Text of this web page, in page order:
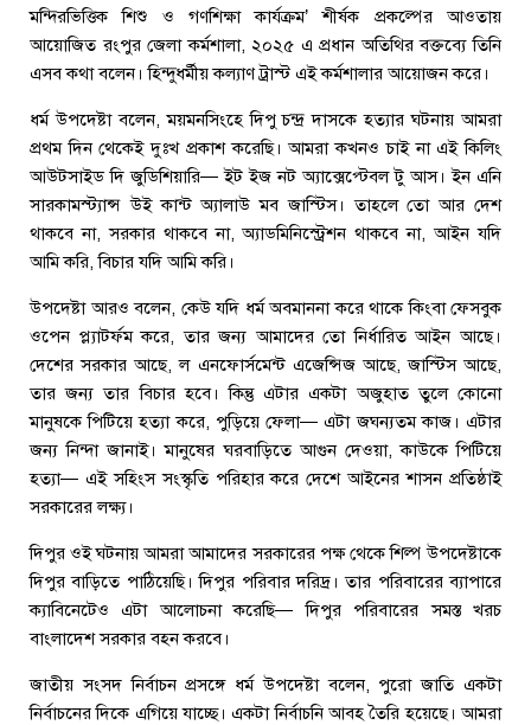
মন্দিরভিত্তিক শিশু ও গণশিক্ষা কার্যক্রম’ শীর্ষক প্রকল্পের আওতায়
আয়োজিত রংপুর জেলা কর্মশালা, ২০২৫ এ প্রধান অতিথির বক্তব্যে তিনি
এসব কথা বলেন। হিন্দুধর্মীয় কল্যাণ ট্রাস্ট এই কর্মশালার আয়োজন করে।
ধর্ম উপদেষ্টা বলেন, ময়মনসিংহে দিপু চন্দ্র দাসকে হত্যার ঘটনায় আমরা
প্রথম দিন থেকেই দুঃখ প্রকাশ করেছি। আমরা কখনও চাই না এই কিলিং
আউটসাইড দি জুডিশিয়ারি— ইট ইজ নট অ্যাক্সেপ্টেবল টু আস। ইন এনি
সারকামস্ট্যান্স উই কান্ট অ্যালাউ মব জাস্টিস। তাহলে তো আর দেশ
থাকবে না, সরকার থাকবে না, অ্যাডমিনিস্ট্রেশন থাকবে না, আইন যদি
আমি করি, বিচার যদি আমি করি।
উপদেষ্টা আরও বলেন, কেউ যদি ধর্ম অবমাননা করে থাকে কিংবা ফেসবুক
ওপেন প্ল্যাটর্ফম করে, তার জন্য আমাদের তো নির্ধারিত আইন আছে।
দেশের সরকার আছে, ল এনফোর্সমেন্ট এজেন্সিজ আছে, জাস্টিস আছে,
তার জন্য তার বিচার হবে। কিন্তু এটার একটা অজুহাত তুলে কোনো
মানুষকে পিটিয়ে হত্যা করে, পুড়িয়ে ফেলা— এটা জঘন্যতম কাজ। এটার
জন্য নিন্দা জানাই। মানুষের ঘরবাড়িতে আগুন দেওয়া, কাউকে পিটিয়ে
হত্যা— এই সহিংস সংস্কৃতি পরিহার করে দেশে আইনের শাসন প্রতিষ্ঠাই
সরকারের লক্ষ্য।
দিপুর ওই ঘটনায় আমরা আমাদের সরকারের পক্ষ থেকে শিল্প উপদেষ্টাকে
দিপুর বাড়িতে পাঠিয়েছি। দিপুর পরিবার দরিদ্র। তার পরিবারের ব্যাপারে
ক্যাবিনেটেও এটা আলোচনা করেছি— দিপুর পরিবারের সমস্ত খরচ
বাংলাদেশ সরকার বহন করবে।
জাতীয় সংসদ নির্বাচন প্রসঙ্গে ধর্ম উপদেষ্টা বলেন, পুরো জাতি একটা
নির্বাচনের দিকে এগিয়ে যাচ্ছে। একটা নির্বাচনি আবহ তৈরি হয়েছে। আমরা